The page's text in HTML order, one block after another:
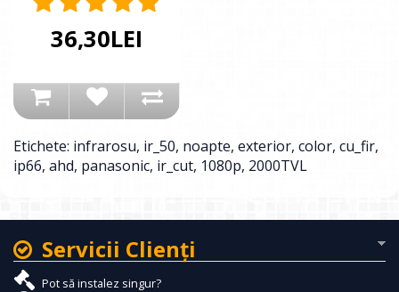
36,30LEI
Etichete: infrarosu, ir_50, noapte, exterior, color, cu_fir,
ip66, ahd, panasonic, ir_cut, 1080p, 2000TVL
Servicii Clienţi
Pot să instalez singur?